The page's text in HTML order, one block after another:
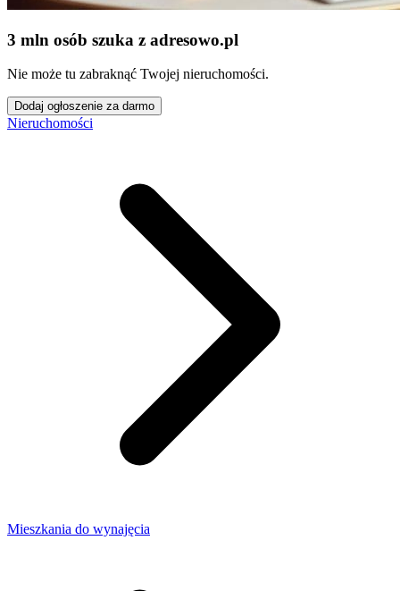
3 mln osób szuka z adresowo.pl
Nie może tu zabraknąć Twojej nieruchomości.
Dodaj ogłoszenie za darmo
Nieruchomości
Mieszkania do wynajęcia